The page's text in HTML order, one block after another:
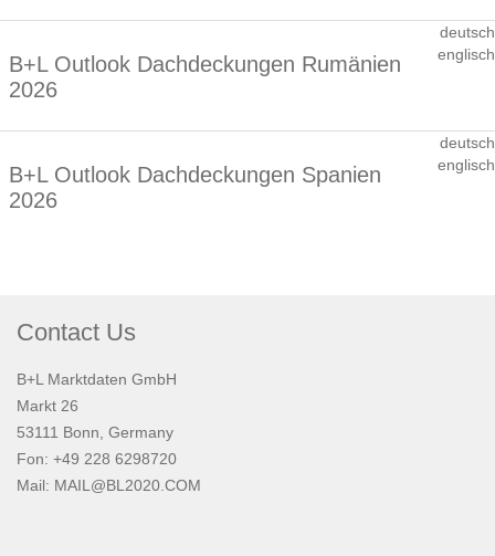
B+L Outlook Dachdeckungen Rumänien
2026
deutsch
englisch
B+L Outlook Dachdeckungen Spanien
2026
deutsch
englisch
Contact Us
B+L Marktdaten GmbH
Markt 26
53111 Bonn, Germany
Fon: +49 228 6298720
Mail: MAIL@BL2020.COM